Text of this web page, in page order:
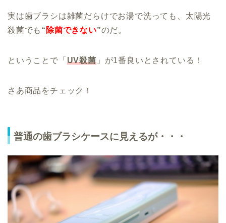
実は歯ブラシは雑菌だらけでお湯で洗っても、太陽光
殺菌でも “ 除菌できない”のだ。
ということで「 UV殺菌」が1番良いとされている！
さあ商品をチェック！
普通の歯ブラシケースに見えるが・・・